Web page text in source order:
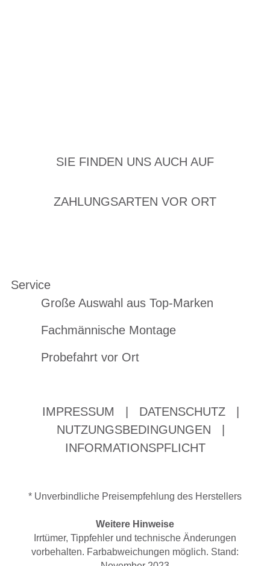
SIE FINDEN UNS AUCH AUF
ZAHLUNGSARTEN VOR ORT
Service
Große Auswahl aus Top-Marken
Fachmännische Montage
Probefahrt vor Ort
IMPRESSUM DATENSCHUTZ
NUTZUNGSBEDINGUNGEN
INFORMATIONSPFLICHT
* Unverbindliche Preisempfehlung des Herstellers
Weitere Hinweise
Irrtümer, Tippfehler und technische Änderungen
vorbehalten. Farbabweichungen möglich. Stand: